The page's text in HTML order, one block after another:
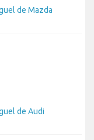
de Mazda
de Audi